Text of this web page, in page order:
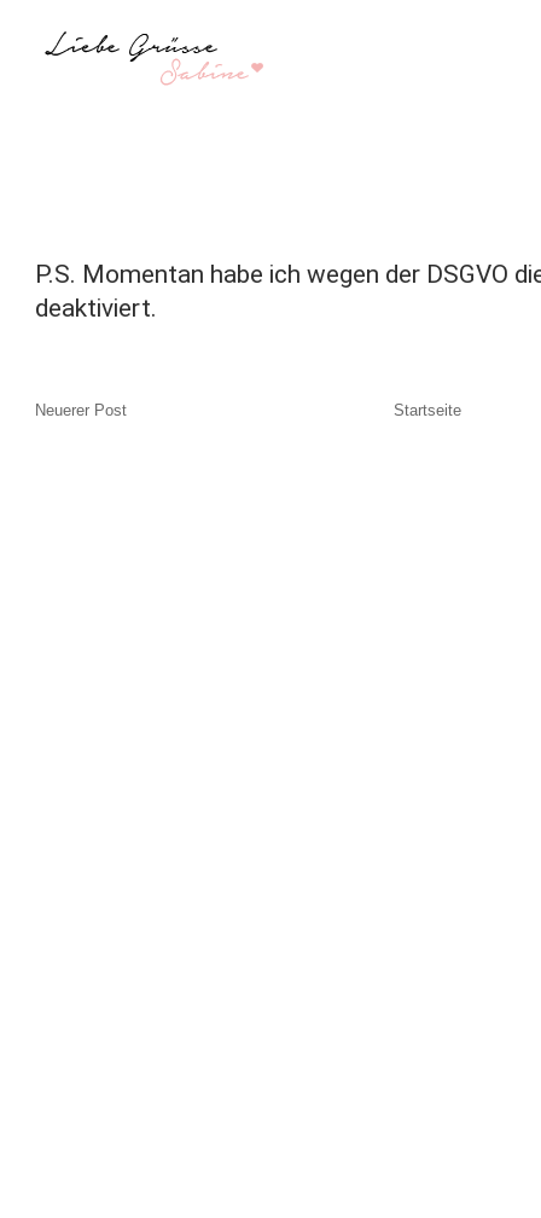
P.S. Momentan habe ich wegen der DSGVO
deaktiviert.
Neuerer Post Startseite